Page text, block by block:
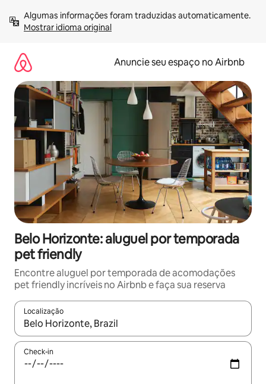
para
Mostrar idioma original
Anuncie seu espaço no Airbnb
Belo Horizonte: aluguel por temporada
pet friendly
Encontre aluguel por temporada de acomodações
pet friendly incríveis no Airbnb e faça sua reserva
Localização
Quando os resultados estiverem disponíveis, explore-os
Check-in